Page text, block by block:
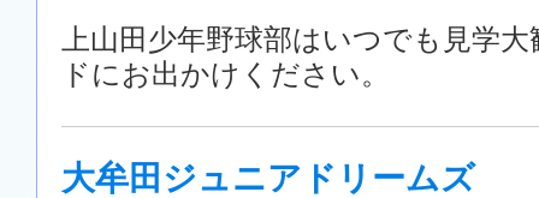
上山田少年野球部はいつでも見学
ドにお出かけください。
大牟田ジュニアドリームズ